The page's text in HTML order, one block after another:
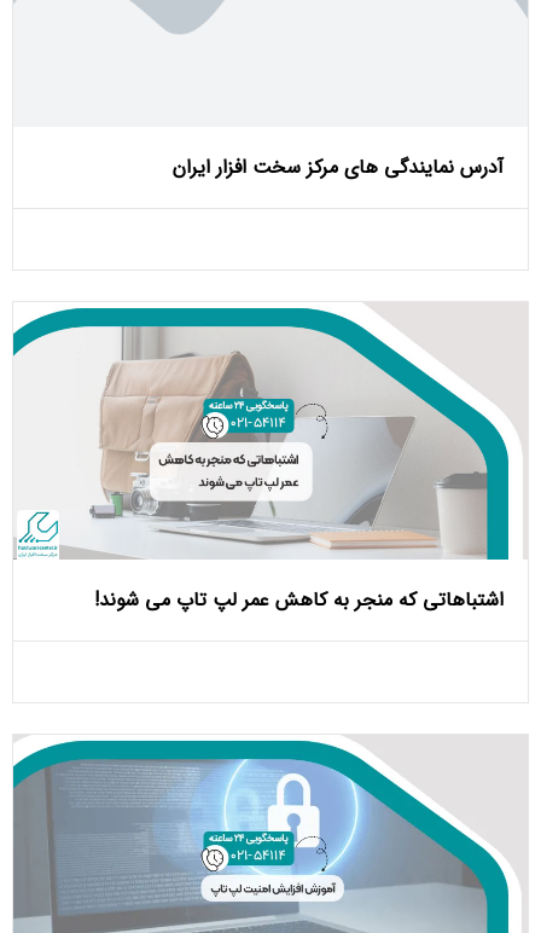
آدرس نمایندگی های مرکز سخت افزار ایران
اشتباهاتی که منجر به کاهش عمر لپ تاپ می ‌شوند!